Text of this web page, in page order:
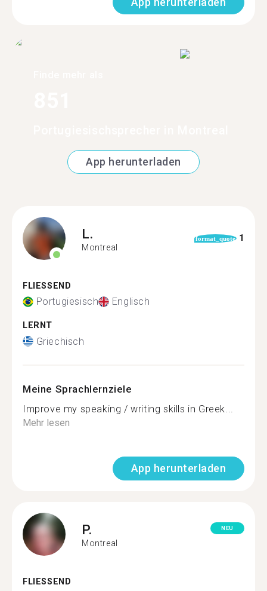
App herunterladen
L.
Montreal
format_quote 1
FLIESSEND
Portugiesisch Englisch
LERNT
Griechisch
Meine Sprachlernziele
Improve my speaking / writing skills in Greek...
Mehr lesen
App herunterladen
P.
Montreal
NEU
FLIESSEND